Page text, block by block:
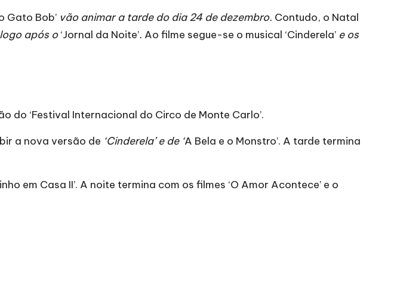
Gato Bob’ vão animar a tarde do dia 24 de dezembro. Contudo, o Natal
logo após o‘Jornal da Noite’. Ao filme segue-se o musical ‘Cinderela’ e os
do ‘Festival Internacional do Circo de Monte Carlo’.
a nova versão de ‘Cinderela’ e de ‘A Bela e o Monstro’. A tarde termina
em Casa II’. A noite termina com os filmes ‘O Amor Acontece’ e o